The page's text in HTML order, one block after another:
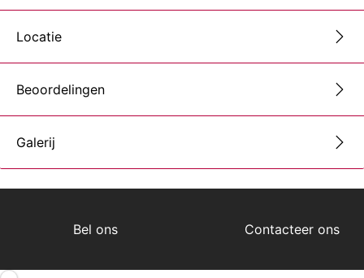
Locatie
Beoordelingen
Galerij
Bel ons Contacteer ons